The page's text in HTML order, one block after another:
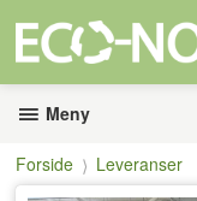
innholdet
Meny
Forside Leveranser